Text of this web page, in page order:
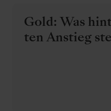
Gold: Was
ten An­stieg